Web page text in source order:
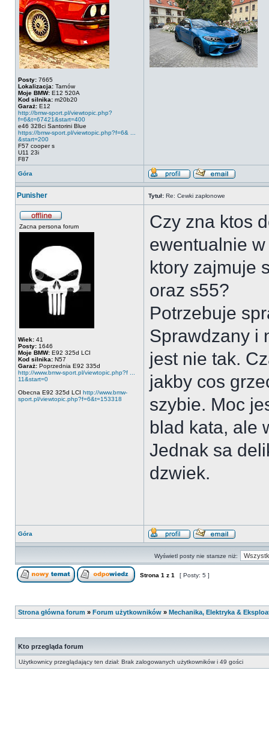
Posty: 7665
Lokalizacja: Tarnów
Moje BMW: E12 520A
Kod silnika: m20b20
Garaż: E12
http://bmw-sport.pl/viewtopic.php?
f=6&t=67421&start=400
e46 328ci Santorini Blue
https://bmw-sport.pl/viewtopic.php?f=6& ...
&start=200
F57 cooper s
U11 23i
F87
Góra
Punisher Tytuł: Re: Cewki zapłonowe
Zacna persona forum
Wiek: 41
Posty: 1646
Moje BMW: E92 325d LCI
Kod silnika: N57
Garaż: Poprzednia E92 335d
http://www.bmw-sport.pl/viewtopic.php?f ...
11&start=0
Obecna E92 325d LCI http://www.bmw-
sport.pl/viewtopic.php?f=6&t=153318
Czy zna ktos
ewentualnie
ktory zajmuje
oraz s55?
Potrzebuje
Sprawdzany i
jest nie tak.
jakby cos
szybie. Moc
blad kata, ale
Jednak sa
dzwiek.
Góra
Wyświetl posty nie starsze niż:
Strona 1 z 1 [ Posty: 5 ]
Strona główna forum » Forum użytkowników » Mechanika, Elektryka &
Kto przegląda forum
Użytkownicy przeglądający ten dział: Brak zalogowanych użytkowników i 49 gości